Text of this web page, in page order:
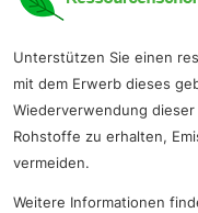
Unterstützen Sie einen
mit dem Erwerb dieses
Wiederverwendung
Rohstoffe zu erhalten,
vermeiden.
Weitere Informationen